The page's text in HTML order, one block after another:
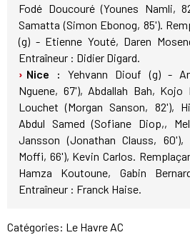
Fodé Doucouré (Younes Namli,
Samatta (Simon Ebonog, 85').
(g) - Etienne Youté, Daren
Entraîneur : Didier Digard.
Nice :
Yehvann Diouf (g) -
Nguene, 67'), Abdallah Bah,
Louchet (Morgan Sanson, 82'),
Abdul Samed (Sofiane Diop,,
Jansson (Jonathan Clauss, 60'),
Moffi, 66'), Kevin Carlos.
Hamza Koutoune, Gabin
Entraîneur : Franck Haise.
Catégories: Le Havre AC